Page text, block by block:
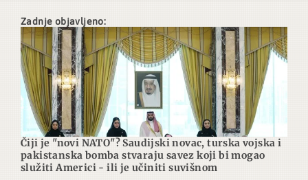
Zadnje objavljeno:
Čiji je "novi NATO"? Saudijski novac, turska vojska i
pakistanska bomba stvaraju savez koji bi mogao
služiti Americi - ili je učiniti suvišnom